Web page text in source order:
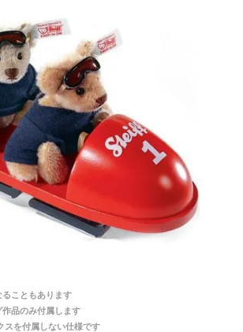
売ですので実物をお見せすることが
り寄せと言うことですが、商品はきち
！商品は確実にお届けします。
から届くのですか。受取の際、関税な
にて処理しますのでお客様のご負担
ん。
U・Y 様 （女性）
用したところ「くまの小屋」さ
んを紹介され…」
玉県 S・W 様
メールなどで届けて頂きとても
心感がありました」
Y・W 様 （男性）
るNetショップで一番信用出来
こともあります
品のみ付属します
スを付属しない仕様です